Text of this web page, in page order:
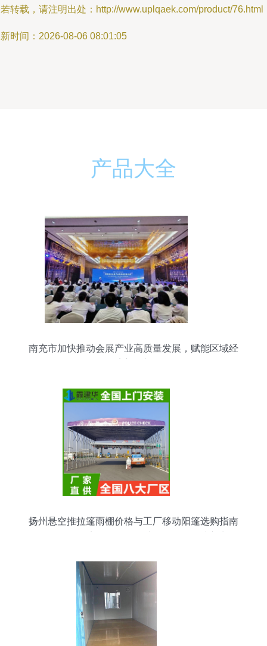
转载，请注明出处：http://www.uplqaek.com/product/76.html
时间：2026-08-06 08:01:05
产品大全
南充市加快推动会展产业高质量发展，赋能区域经
扬州悬空推拉篷雨棚价格与工厂移动阳篷选购指南
性和实用性，广泛应用于商业空间、工厂仓库、展
览活动及家庭庭院等领域。本文将详细解析这些产
品的价格特性、选购注意事项，并讲解会议及展览
服务中的实际应用要点。\n\n##### 一、扬州悬空
推拉篷雨棚价格解析\n\n1. **价格因素**\n 扬州地区
悬空推拉篷雨棚的价格主要受以下因素影响 \n - **